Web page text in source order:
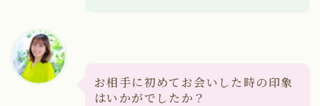
お相手に初めてお会いした時の印象
はいかがでしたか？